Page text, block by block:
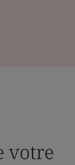
votre